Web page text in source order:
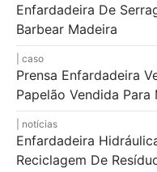
Enfardadeira De
Barbear Madeira
caso
Prensa Enfardadeira
Papelão Vendida Para
notícias
Enfardadeira
Reciclagem De